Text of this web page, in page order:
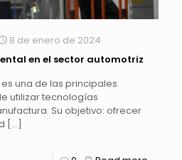
8 de enero de 2024
en el sector automotriz
una de las principales
utilizar tecnologías
Su objetivo: ofrecer
[…]